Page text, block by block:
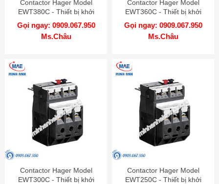
Contactor Hager Model
EWT380C - Thiết bị khởi
động từ
Gọi ngay: 0909.067.950
Ms.Châu
Contactor Hager Model
EWT360C - Thiết bị khởi
động từ
Gọi ngay: 0909.067.950
Ms.Châu
Contactor Hager Model
EWT300C - Thiết bị khởi
Contactor Hager Model
EWT250C - Thiết bị khởi